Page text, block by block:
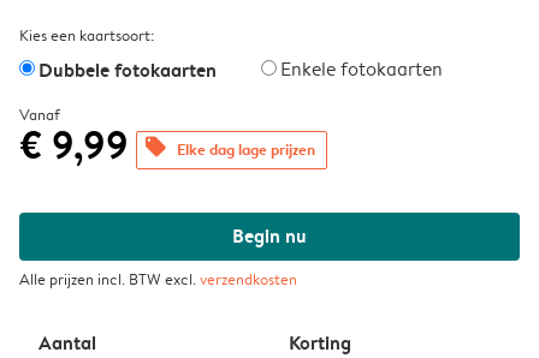
Kies een kaartsoort:
Dubbele fotokaarten Enkele fotokaarten
Vanaf
€ 9,99 offers Elke dag lage prijzen
Begin nu
Alle prijzen incl. BTW excl.verzendkosten
Aantal Korting